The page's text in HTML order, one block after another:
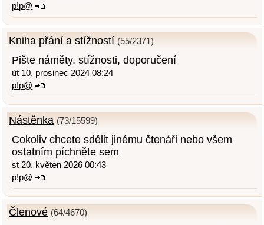
p!p@
Kniha přání a stížností (55/2371)
Pište náměty, stížnosti, doporučení
út 10. prosinec 2024 08:24
p!p@
Nástěnka (73/15599)
Cokoliv chcete sdělit jinému čtenáři nebo všem
ostatním píchněte sem
st 20. květen 2026 00:43
p!p@
Členové (64/4670)